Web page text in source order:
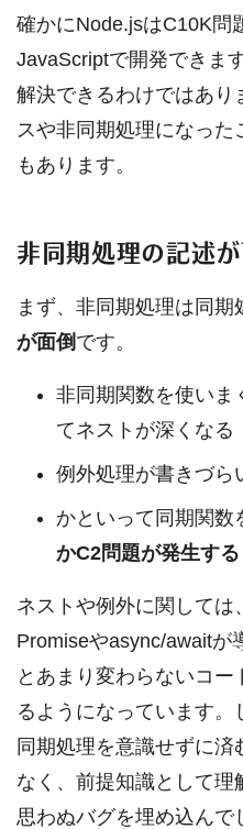
確かにNode.jsはC10K問
JavaScriptで開発できま
解決できるわけではあり
スや非同期処理になっ
もあります。
非同期処理の記述が
まず、非同期処理は同
が面倒 です。
非同期関数を使いま
てネストが深くなる
例外処理が書きづら
かといって同期関数
かC2問題が発生する
ネストや例外に関しては
Promiseやasync/awaitが
とあまり変わらないコー
るようになっています
同期処理を意識せずに
なく、前提知識として理
思わぬバグを埋め込んで